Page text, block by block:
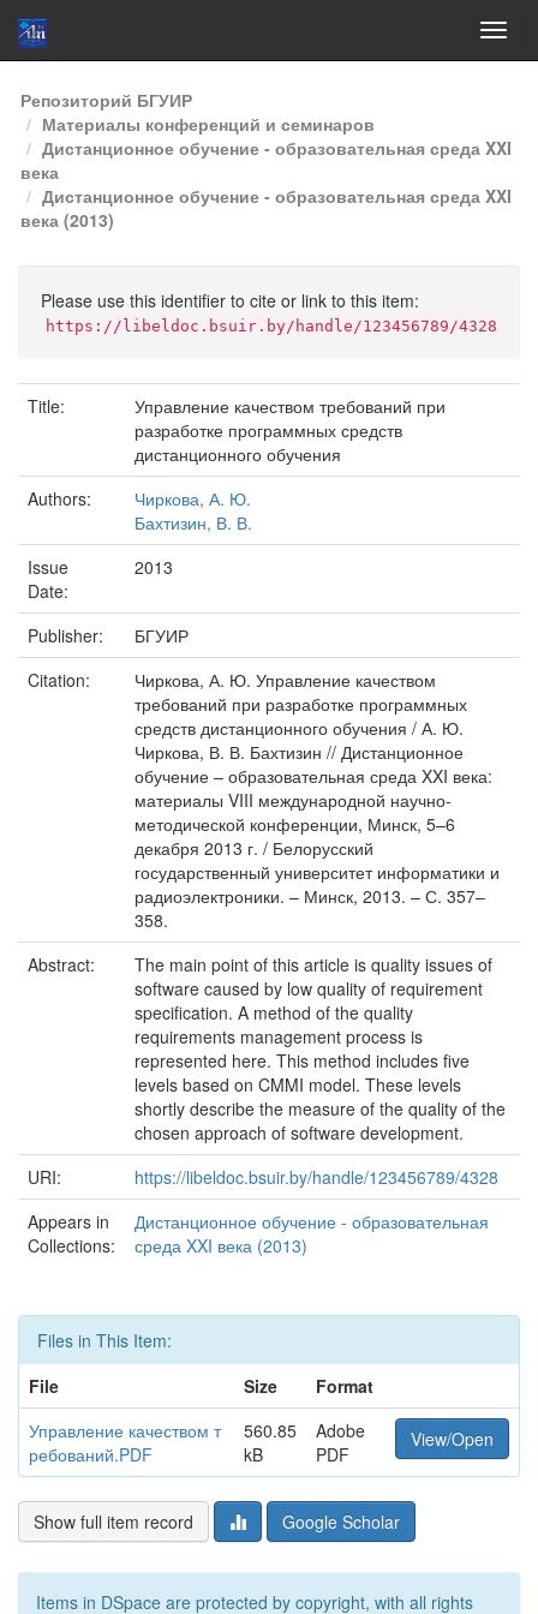
Skip
navigation
Репозиторий БГУИР
Материалы конференций и семинаров
Дистанционное обучение - образовательная среда XXI
века
Дистанционное обучение - образовательная среда XXI
века (2013)
Please use this identifier to cite or link to this item:
https://libeldoc.bsuir.by/handle/123456789/4328
Title:
Управление качеством требований при
разработке программных средств
дистанционного обучения
Authors:
Чиркова, А. Ю.
Бахтизин, В. В.
Issue
Date:
2013
Publisher:
БГУИР
Citation:
Чиркова, А. Ю. Управление качеством
требований при разработке программных
средств дистанционного обучения / А. Ю.
Чиркова, В. В. Бахтизин // Дистанционное
обучение – образовательная среда XXI века:
материалы VIII международной научно-
методической конференции, Минск, 5–6
декабря 2013 г. / Белорусский
государственный университет информатики и
радиоэлектроники. – Минск, 2013. – С. 357–
358.
Abstract:
The main point of this article is quality issues of
software caused by low quality of requirement
specification. A method of the quality
requirements management process is
represented here. This method includes five
levels based on CMMI model. These levels
shortly describe the measure of the quality of the
chosen approach of software development.
URI:
https://libeldoc.bsuir.by/handle/123456789/4328
Appears in
Collections:
Дистанционное обучение - образовательная
среда XXI века (2013)
Files in This Item:
File
Size
Format
Управление качеством т
ребований.PDF
560.85
kB
Adobe
PDF
View/Open
Show full item record Google Scholar
Items in DSpace are protected by copyright, with all rights